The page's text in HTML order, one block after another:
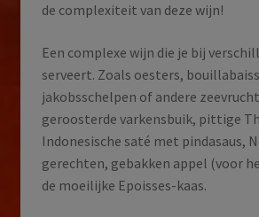
de complexiteit van deze wijn!
Een complexe wijn die je bij
serveert. Zoals oesters,
jakobsschelpen of andere
geroosterde varkensbuik, pittige
Indonesische saté met pindasaus,
gerechten, gebakken appel (voor
de moeilijke Epoisses-kaas.